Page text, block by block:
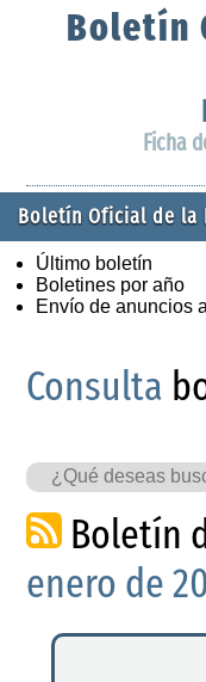
Boletín
Ficha
Boletín Oficial de la
Último boletín
Boletines por año
Envío de anuncios
Consulta
Boletín
enero de